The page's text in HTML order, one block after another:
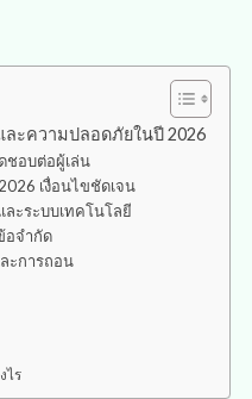
ละความปลอดภัยในปี 2026
ชอบต่อผู้เล่น
เงื่อนไขชัดเจน
ะระบบเทคโนโลยี
อจำกัด
ะการถอน
ไร